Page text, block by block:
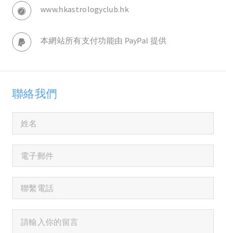
www.hkastrologyclub.hk
本網站所有支付功能由 PayPal 提供
聯絡我們